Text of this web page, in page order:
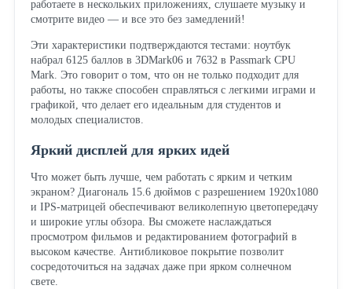
работаете в нескольких приложениях, слушаете музыку и
смотрите видео — и все это без замедлений!
Эти характеристики подтверждаются тестами: ноутбук
набрал 6125 баллов в 3DMark06 и 7632 в Passmark CPU
Mark. Это говорит о том, что он не только подходит для
работы, но также способен справляться с легкими играми и
графикой, что делает его идеальным для студентов и
молодых специалистов.
Яркий дисплей для ярких идей
Что может быть лучше, чем работать с ярким и четким
экраном? Диагональ 15.6 дюймов с разрешением 1920x1080
и IPS-матрицей обеспечивают великолепную цветопередачу
и широкие углы обзора. Вы сможете наслаждаться
просмотром фильмов и редактированием фотографий в
высоком качестве. Антибликовое покрытие позволит
сосредоточиться на задачах даже при ярком солнечном
свете.